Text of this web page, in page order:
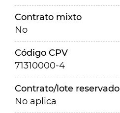
Contrato mixto
No
Código CPV
71310000-4
Contrato/lote reservado
No aplica